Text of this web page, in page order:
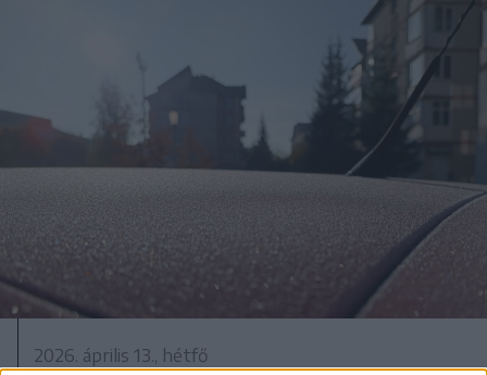
2026. április 13., hétfő